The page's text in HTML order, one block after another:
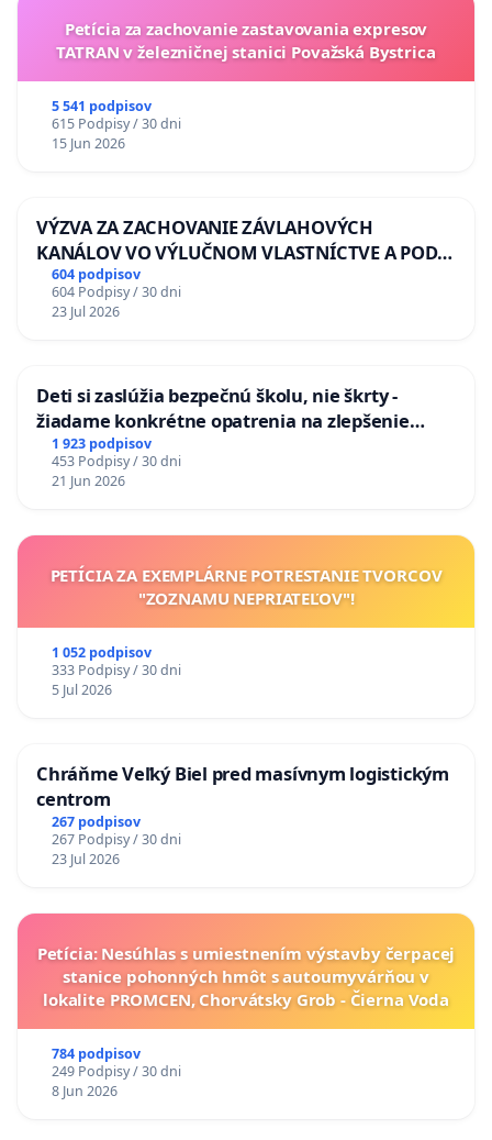
Petícia za zachovanie zastavovania expresov
TATRAN v železničnej stanici Považská Bystrica
5 541 podpisov
615 Podpisy / 30 dni
15 Jun 2026
VÝZVA ZA ZACHOVANIE ZÁVLAHOVÝCH
KANÁLOV VO VÝLUČNOM VLASTNÍCTVE A POD
KONTROLOU SLOVENSKEJ REPUBLIKY & žiadosť
na riešenie zanedbaného stavu závlahových a
odvodňovacích kanálov na Slovensku
604 podpisov
604 Podpisy / 30 dni
23 Jul 2026
Deti si zaslúžia bezpečnú školu, nie škrty -
žiadame konkrétne opatrenia na zlepšenie
situácie v školstve
1 923 podpisov
453 Podpisy / 30 dni
21 Jun 2026
PETÍCIA ZA EXEMPLÁRNE POTRESTANIE TVORCOV
"ZOZNAMU NEPRIATEĽOV"!
1 052 podpisov
333 Podpisy / 30 dni
5 Jul 2026
Chráňme Veľký Biel pred masívnym logistickým
centrom
267 podpisov
267 Podpisy / 30 dni
23 Jul 2026
Petícia: Nesúhlas s umiestnením výstavby čerpacej
stanice pohonných hmôt s autoumyvárňou v
lokalite PROMCEN, Chorvátsky Grob - Čierna Voda
784 podpisov
249 Podpisy / 30 dni
8 Jun 2026